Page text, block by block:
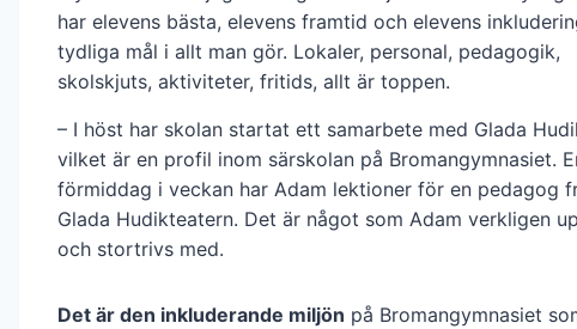
har elevens bästa, elevens framtid och elevens
tydliga mål i allt man gör. Lokaler, personal, pedagogik,
skolskjuts, aktiviteter, fritids, allt är toppen.
– I höst har skolan startat ett samarbete med Glada
vilket är en profil inom särskolan på Bromangymnasiet.
förmiddag i veckan har Adam lektioner för en pedagog
Glada Hudikteatern. Det är något som Adam verkligen
och stortrivs med.
Det är den inkluderande miljön på Bromangymnasiet